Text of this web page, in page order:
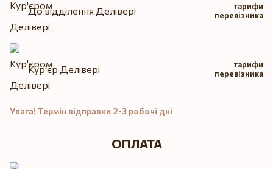
До відділення Делівері
тарифи
перевізника
Кур'єр Делівері
тарифи
перевізника
Увага! Термін відправки 2-3 робочі дні
ОПЛАТА